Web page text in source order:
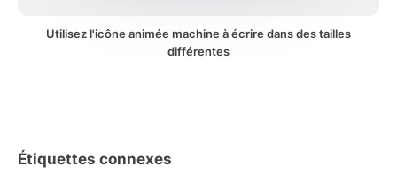
Utilisez l'icône animée machine à écrire dans des tailles
différentes
Étiquettes connexes